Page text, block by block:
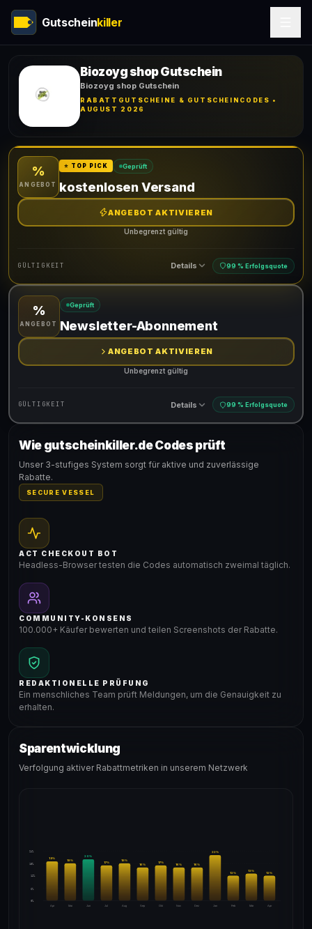
Gutscheinkiller
Biozoyg shop Gutschein
Biozoyg shop Gutschein
RABATTGUTSCHEINE & GUTSCHEINCODES •
AUGUST 2026
%
ANGEBOT
⭐ TOP PICK Geprüft
kostenlosen Versand
ANGEBOT AKTIVIEREN
Unbegrenzt gültig
GÜLTIGKEIT Details 99 % Erfolgsquote
Gültig für teilnehmende Produkte
%
ANGEBOT
Geprüft
Newsletter-Abonnement
ANGEBOT AKTIVIEREN
Unbegrenzt gültig
GÜLTIGKEIT Details 99 % Erfolgsquote
Gültig für teilnehmende Produkte
Wie gutscheinkiller.de Codes prüft
Unser 3-stufiges System sorgt für aktive und zuverlässige
Rabatte.
SECURE VESSEL
ACT CHECKOUT BOT
Headless-Browser testen die Codes automatisch zweimal täglich.
COMMUNITY-KONSENS
100.000+ Käufer bewerten und teilen Screenshots der Rabatte.
REDAKTIONELLE PRÜFUNG
Ein menschliches Team prüft Meldungen, um die Genauigkeit zu
erhalten.
Sparentwicklung
Verfolgung aktiver Rabattmetriken in unserem Netzwerk
24%
18%
12%
6%
0%
Apr
19%
Mai
18%
Jun
20%
Jul
17%
Aug
18%
Sep
16%
Okt
17%
Nov
16%
Dez
16%
Jan
22%
Feb
12%
Mär
13%
Apr
12%